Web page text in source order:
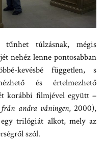
tűnhet túlzásnak, mégis
nehéz lenne pontosabban
kevésbé független, s
és értelmezhető
korábbi filmjével együtt –
från andra våningen, 2000),
trilógiát alkot, mely az
szól.